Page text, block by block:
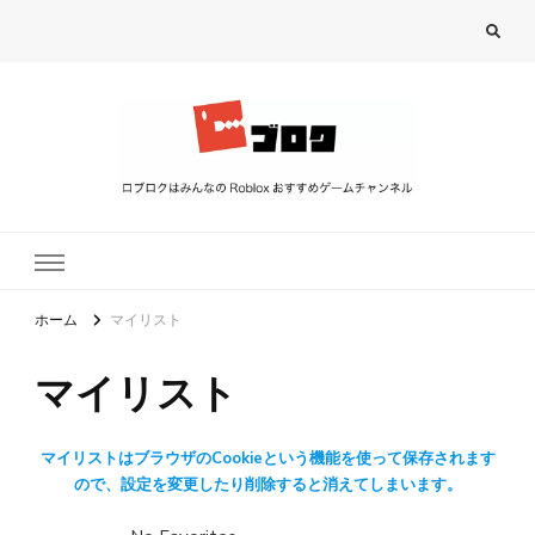
ホーム マイリスト
マイリスト
マイリストはブラウザのCookieという機能を使って保存されます
ので、設定を変更したり削除すると消えてしまいます。